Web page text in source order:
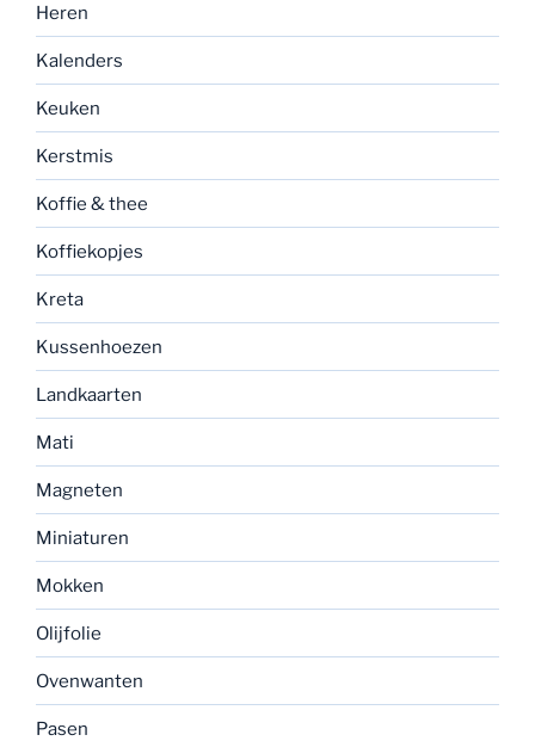
Heren
Kalenders
Keuken
Kerstmis
Koffie & thee
Koffiekopjes
Kreta
Kussenhoezen
Landkaarten
Mati
Magneten
Miniaturen
Mokken
Olijfolie
Ovenwanten
Pasen